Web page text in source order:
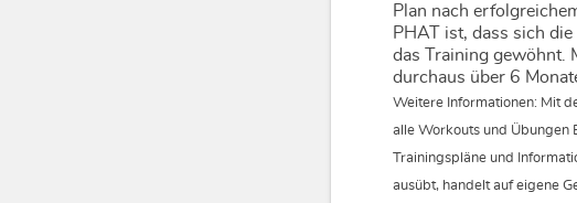
Plan nach
PHAT ist, dass sich
das Training gewöhnt.
durchaus über 6
Weitere Informationen: Mit
alle Workouts und Übungen
Trainingspläne und
ausübt, handelt auf eigene